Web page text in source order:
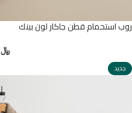
روب استحمام قطن جاكار لون بينك
﷼
جديد